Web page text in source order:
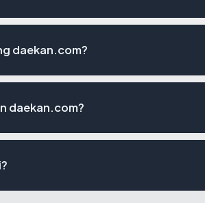
daekan.com?
daekan.com?